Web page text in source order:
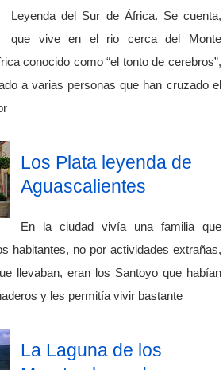
Leyenda del Sur de África. Se cuenta,
que vive en el rio cerca del Monte
conocido como “el tonto de cerebros”,
a varias personas que han cruzado el
Los Plata leyenda de
Aguascalientes
En la ciudad vivía una familia que
habitantes, no por actividades extrañas,
llevaban, eran los Santoyo que habían
y les permitía vivir bastante
La Laguna de los